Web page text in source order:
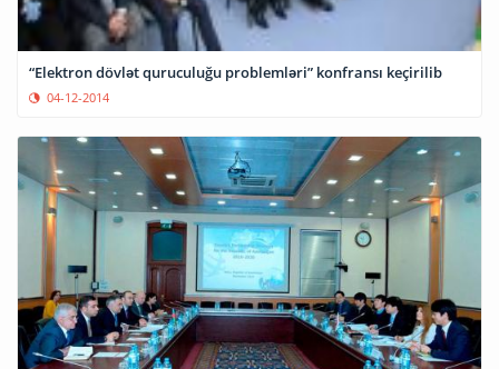
“Elektron dövlət quruculuğu problemləri” konfransı keçirilib
04-12-2014